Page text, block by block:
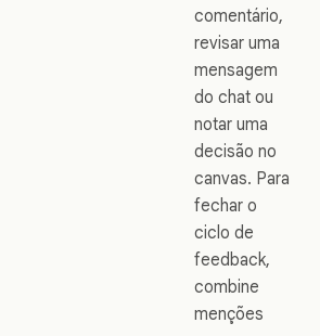
comentário,
revisar uma
mensagem
do chat ou
notar uma
decisão no
canvas. Para
fechar o
ciclo de
feedback,
combine
menções